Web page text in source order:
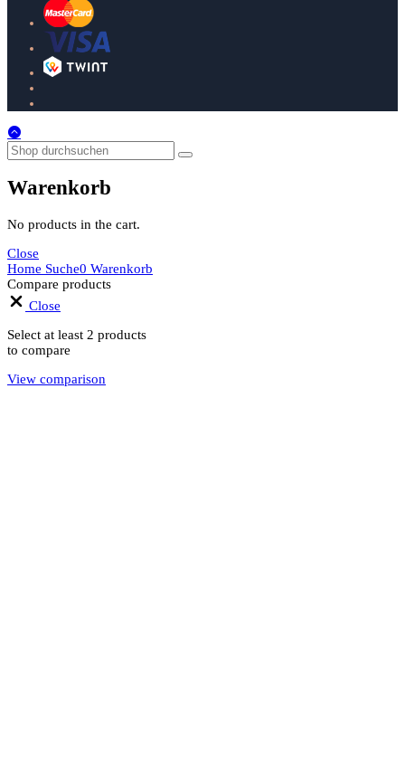
Warenkorb
No products in the cart.
Close
Home Suche0 Warenkorb
Compare products
Close
Select at least 2 products
to compare
View comparison